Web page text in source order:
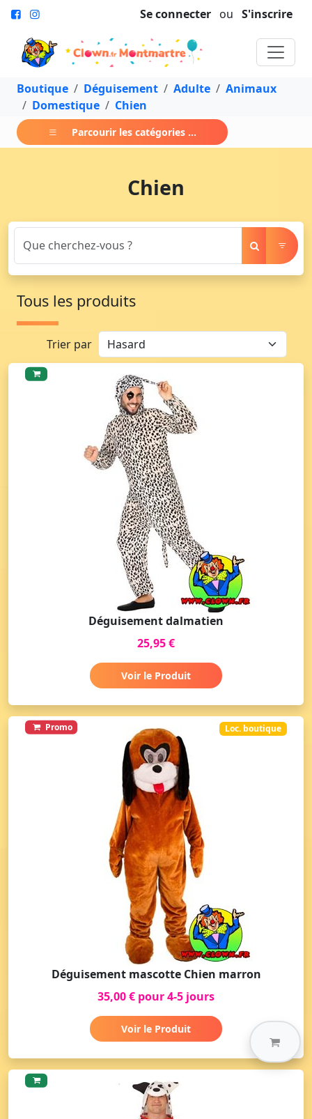
Se connecter ou S'inscrire
Boutique Déguisement Adulte
Animaux
Domestique
Chien
Parcourir les catégories ...
Chien
Tous les produits
Trier par
Déguisement dalmatien
25,95 €
Voir le Produit
Promo Loc. boutique
Déguisement mascotte Chien marron
35,00 € pour 4-5 jours
Voir le Produit